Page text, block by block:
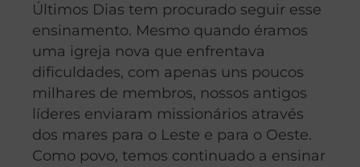
Últimos Dias tem procurado seguir esse
ensinamento. Mesmo quando éramos
uma igreja nova que enfrentava
dificuldades, com apenas uns poucos
milhares de membros, nossos antigos
líderes enviaram missionários através
dos mares para o Leste e para o Oeste.
Como povo, temos continuado a ensinar